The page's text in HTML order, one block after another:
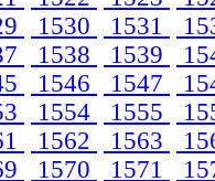
1530 1531
1538 1539
1546 1547
1554 1555
1562 1563
1570 1571